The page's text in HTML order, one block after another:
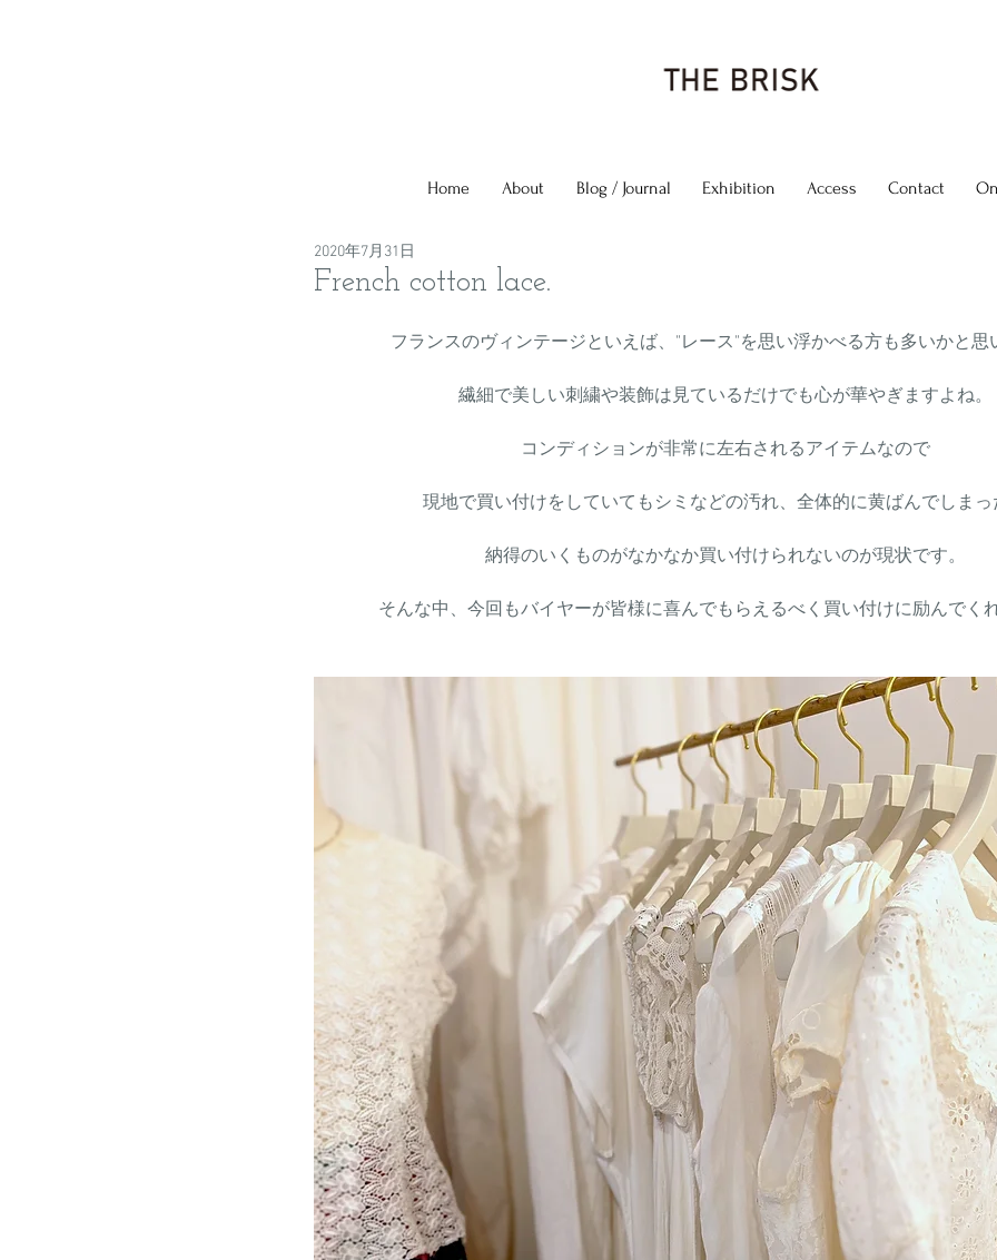
Home About Blog / Journal Exhibition Access Contact
French cotton lace.
2020年7月31日
フランスのヴィンテージといえば、"レース"を思い浮かべる方も多いかと思
繊細で美しい刺繍や装飾は見ているだけでも心が華やぎますよね。
コンディションが非常に左右されるアイテムなので
現地で買い付けをしていてもシミなどの汚れ、全体的に黄ばんでしまっ
納得のいくものがなかなか買い付けられないのが現状です。
そんな中、今回もバイヤーが皆様に喜んでもらえるべく買い付けに励んでく